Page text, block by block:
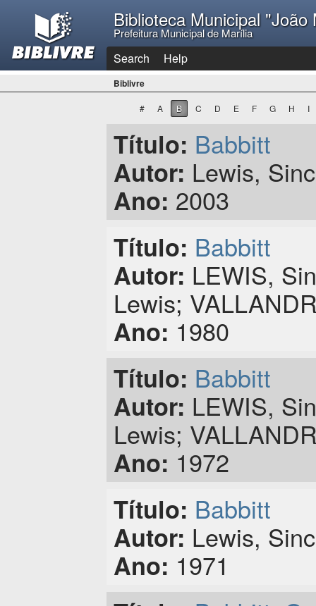
Biblioteca Municipal
Prefeitura Municipal de Marília
Search Help
Biblivre
# A B C D E F G H I
Título: Babbitt
Autor: Lewis,
Ano: 2003
Título: Babbitt
Autor: LEWIS,
Lewis;
Ano: 1980
Título: Babbitt
Autor: LEWIS,
Lewis;
Ano: 1972
Título: Babbitt
Autor: Lewis,
Ano: 1971